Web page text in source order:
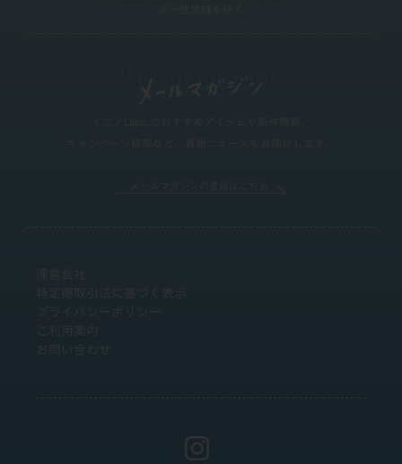
運営会社
特定商取引法に基づく表示
プライバシーポリシー
ご利用案内
お問い合わせ